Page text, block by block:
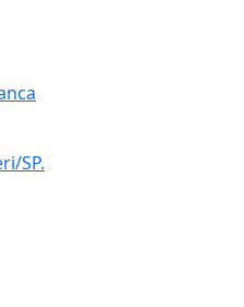
SP.